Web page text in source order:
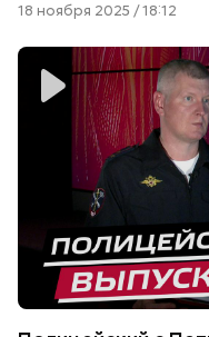
18 ноября 2025 / 18:12